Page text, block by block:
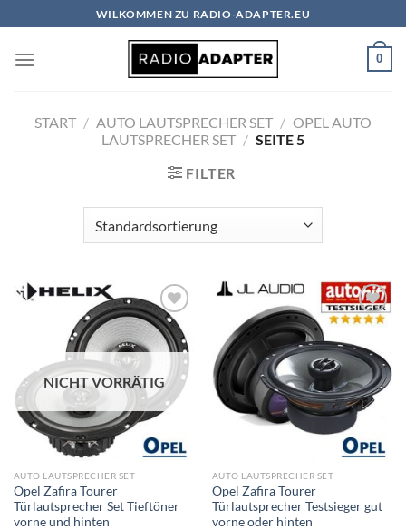
Inhalt
springen
WILKOMMEN ZU RADIO-ADAPTER.EU
0
START / AUTO LAUTSPRECHER SET / OPEL AUTO
LAUTSPRECHER SET / SEITE 5
FILTER
Zu
Wunschliste
hinzufügen
NICHT VORRÄTIG
AUTO LAUTSPRECHER SET
Opel Zafira Tourer
Türlautsprecher Set Tieftöner
vorne und hinten
Zu
hinzufügen
AUTO LAUTSPRECHER SET
Opel Zafira Tourer
Türlautsprecher Testsieger gut
vorne oder hinten